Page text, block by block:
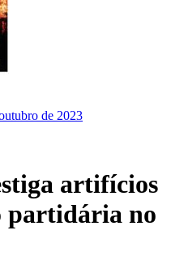
de 2023
artifícios
partidária no